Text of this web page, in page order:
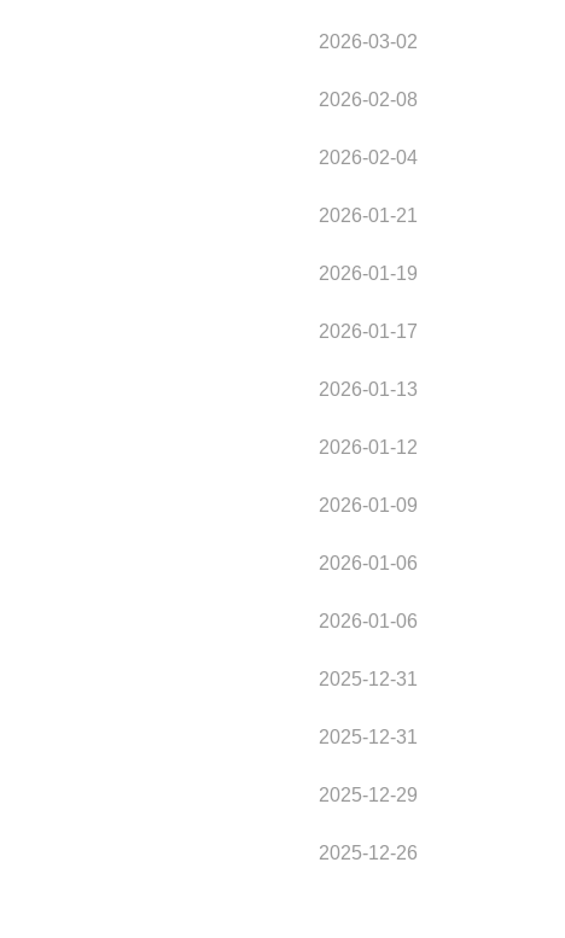
2026-03-02
2026-02-08
2026-02-04
2026-01-21
2026-01-19
2026-01-17
2026-01-13
2026-01-12
2026-01-09
2026-01-06
2026-01-06
2025-12-31
2025-12-31
2025-12-29
2025-12-26